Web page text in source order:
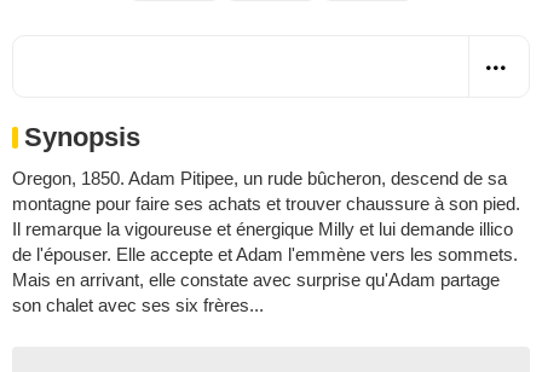
Synopsis
Oregon, 1850. Adam Pitipee, un rude bûcheron, descend de sa
montagne pour faire ses achats et trouver chaussure à son pied.
Il remarque la vigoureuse et énergique Milly et lui demande illico
de l'épouser. Elle accepte et Adam l'emmène vers les sommets.
Mais en arrivant, elle constate avec surprise qu'Adam partage
son chalet avec ses six frères...